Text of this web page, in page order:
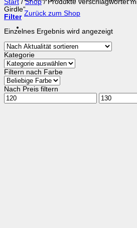
Zurück zum Shop
Start / Shop /Produkte verschlagwortet
Girdle“
Filter
Einzelnes Ergebnis wird angezeigt
Kategorie
Filtern nach Farbe
Nach Preis filtern
Min.
Preis
Max.
Preis